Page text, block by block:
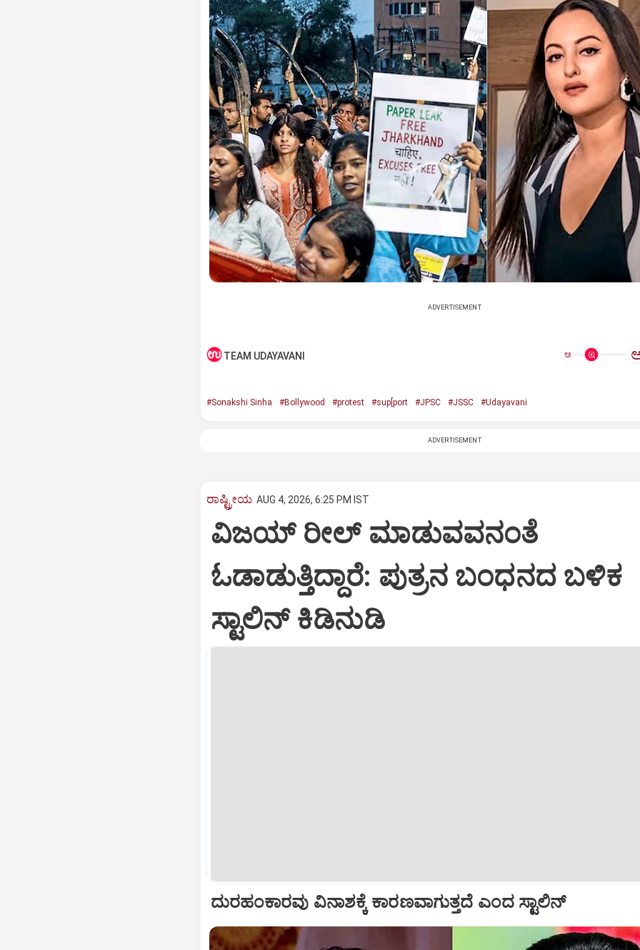
ADVERTISEMENT
TEAM UDAYAVANI ಅ
#Sonakshi Sinha #Bollywood #protest #sup[port #JPSC #JSSC #Udayavani
ADVERTISEMENT
ರಾಷ್ಟ್ರೀಯ AUG 4, 2026, 6:25 PM IST
ವಿಜಯ್ ರೀಲ್ ಮಾಡುವವನಂತೆ
ಓಡಾಡುತ್ತಿದ್ದಾರೆ: ಪುತ್ರನ ಬಂಧನದ ಬಳಿಕ
ಸ್ಟಾಲಿನ್‌ ಕಿಡಿನುಡಿ
ದುರಹಂಕಾರವು ವಿನಾಶಕ್ಕೆ ಕಾರಣವಾಗುತ್ತದೆ ಎಂದ ಸ್ಟಾಲಿನ್